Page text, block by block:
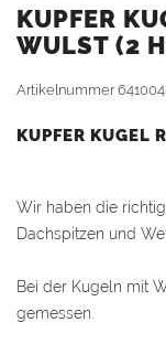
KUPFER
WULST (2
Artikelnummer
KUPFER KUGEL
Wir haben die
Dachspitzen und
Bei der Kugeln mit
gemessen.